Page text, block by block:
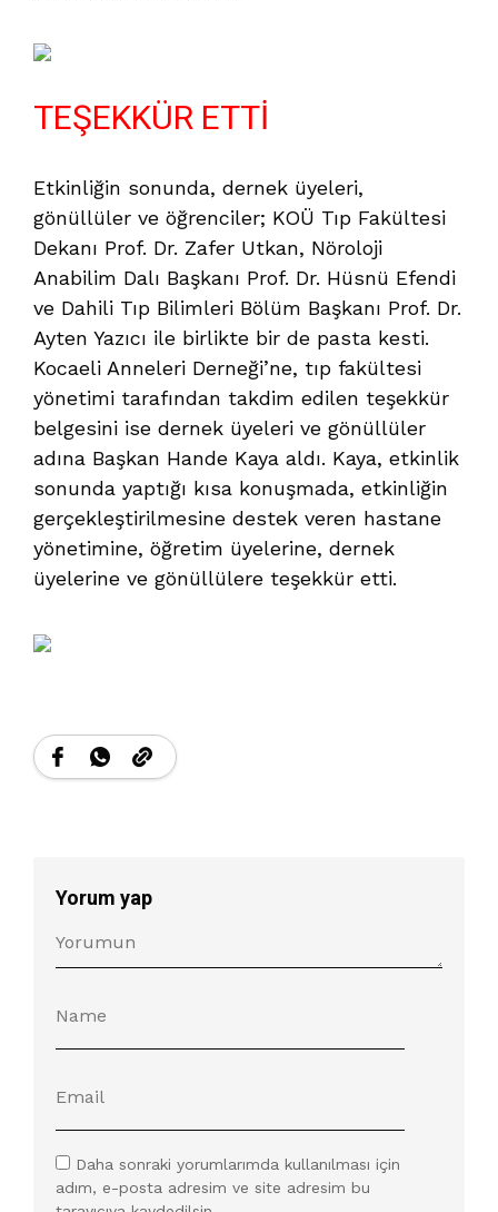
TEŞEKKÜR ETTİ
Etkinliğin sonunda, dernek üyeleri,
gönüllüler ve öğrenciler; KOÜ Tıp Fakültesi
Dekanı Prof. Dr. Zafer Utkan, Nöroloji
Anabilim Dalı Başkanı Prof. Dr. Hüsnü Efendi
ve Dahili Tıp Bilimleri Bölüm Başkanı Prof. Dr.
Ayten Yazıcı ile birlikte bir de pasta kesti.
Kocaeli Anneleri Derneği’ne, tıp fakültesi
yönetimi tarafından takdim edilen teşekkür
belgesini ise dernek üyeleri ve gönüllüler
adına Başkan Hande Kaya aldı. Kaya, etkinlik
sonunda yaptığı kısa konuşmada, etkinliğin
gerçekleştirilmesine destek veren hastane
yönetimine, öğretim üyelerine, dernek
üyelerine ve gönüllülere teşekkür etti.
Yorum yap
Daha sonraki yorumlarımda kullanılması için
adım, e-posta adresim ve site adresim bu